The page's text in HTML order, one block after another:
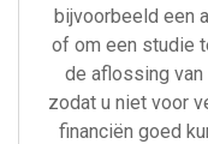
bijvoorbeeld een
of om een studie
de aflossing
zodat u niet voor
financiën goed